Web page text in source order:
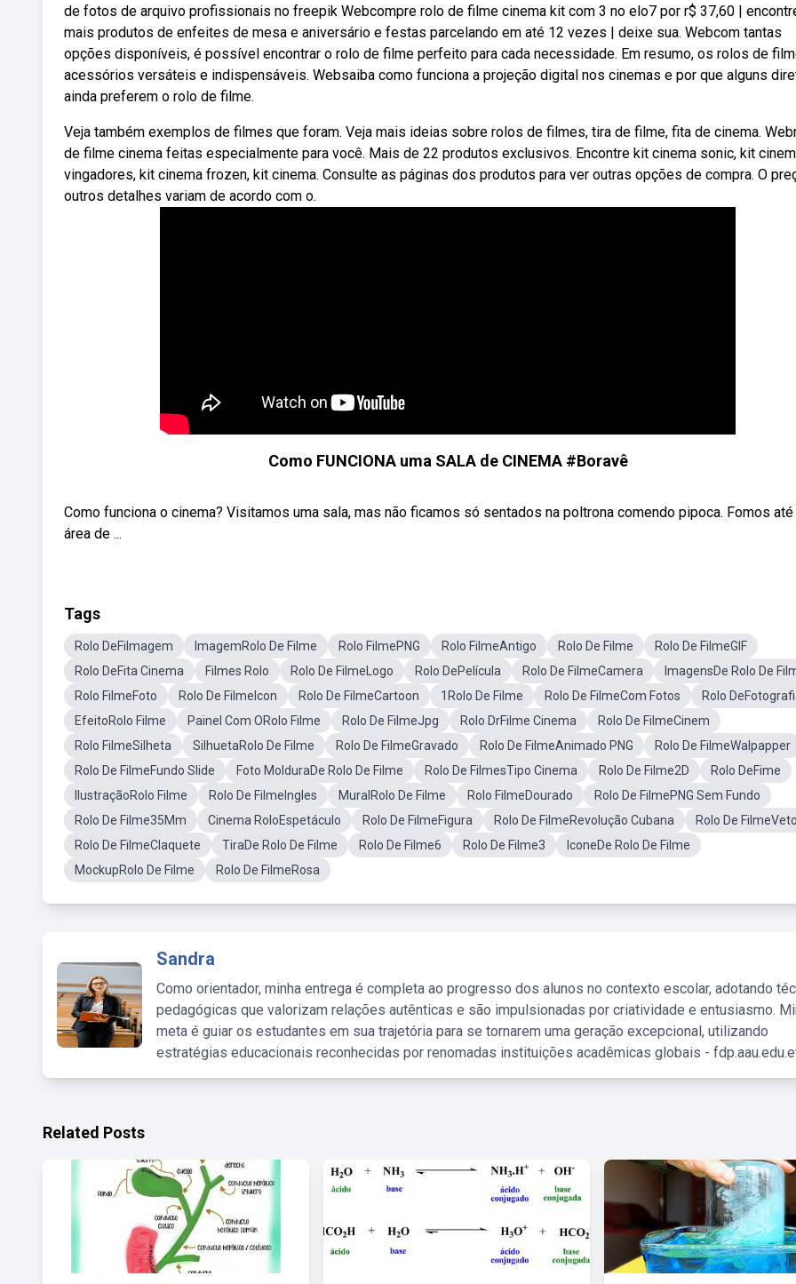
de fotos de arquivo profissionais no freepik Webcompre rolo de filme cinema kit com 3 no elo7 por r$ 37,60 |
mais produtos de enfeites de mesa e aniversário e festas parcelando em até 12 vezes | deixe sua. Webcom tantas
opções disponíveis, é possível encontrar o rolo de filme perfeito para cada necessidade. Em resumo, os rolos de
acessórios versáteis e indispensáveis. Websaiba como funciona a projeção digital nos cinemas e por que alguns
ainda preferem o rolo de filme.
Veja também exemplos de filmes que foram. Veja mais ideias sobre rolos de filmes, tira de filme, fita de cinema.
de filme cinema feitas especialmente para você. Mais de 22 produtos exclusivos. Encontre kit cinema sonic, kit
vingadores, kit cinema frozen, kit cinema. Consulte as páginas dos produtos para ver outras opções de compra. O
outros detalhes variam de acordo com o.
Como FUNCIONA uma SALA de CINEMA #Boravê
Como funciona o cinema? Visitamos uma sala, mas não ficamos só sentados na poltrona comendo pipoca. Fomos até
área de ...
Tags
Rolo DeFilmagem ImagemRolo De Filme Rolo FilmePNG Rolo FilmeAntigo Rolo De Filme
Rolo De FilmeGIF
Rolo DeFita Cinema
Filmes Rolo Rolo De FilmeLogo Rolo DePelícula Rolo De FilmeCamera
ImagensDe Rolo De
Rolo FilmeFoto
Rolo De FilmeIcon Rolo De FilmeCartoon 1Rolo De Filme Rolo De FilmeCom Fotos
Rolo
EfeitoRolo Filme
Painel Com ORolo Filme Rolo De FilmeJpg Rolo DrFilme Cinema
Rolo De FilmeCinem
Rolo FilmeSilheta
SilhuetaRolo De Filme Rolo De FilmeGravado Rolo De FilmeAnimado PNG
Rolo De FilmeWalpapper
Rolo De FilmeFundo Slide
Foto MolduraDe Rolo De Filme Rolo De FilmesTipo Cinema Rolo De Filme2D
Rolo DeFime
IlustraçãoRolo Filme
Rolo De FilmeIngles MuralRolo De Filme Rolo FilmeDourado
Rolo De FilmePNG Sem Fundo
Rolo De Filme35Mm
Cinema RoloEspetáculo Rolo De FilmeFigura Rolo De FilmeRevolução Cubana
Rolo De
Rolo De FilmeClaquete
TiraDe Rolo De Filme Rolo De Filme6 Rolo De Filme3
IconeDe Rolo De Filme
MockupRolo De Filme
Rolo De FilmeRosa
Sandra
Como orientador, minha entrega é completa ao progresso dos alunos no contexto escolar, adotando
pedagógicas que valorizam relações autênticas e são impulsionadas por criatividade e entusiasmo.
meta é guiar os estudantes em sua trajetória para se tornarem uma geração excepcional, utilizando
estratégias educacionais reconhecidas por renomadas instituições acadêmicas globais -
Related Posts